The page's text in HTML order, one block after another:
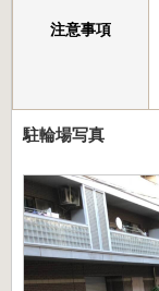
注意事項
駐輪場写真